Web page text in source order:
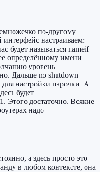
по-другому
настраиваем:
будет называться nameif
определённому имени
уровень
Дальше no shutdown
для настройки парочки. А
будет
Этого достаточно. Всякие
надо
а здесь просто это
в любом контексте, она